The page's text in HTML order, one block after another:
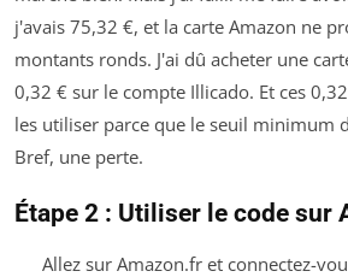
j'avais 75,32 €, et la carte Amazon ne
montants ronds. J'ai dû acheter une
0,32 € sur le compte Illicado. Et ces
les utiliser parce que le seuil minimum
Bref, une perte.
Étape 2 : Utiliser le code sur
Allez sur Amazon.fr et connectez-